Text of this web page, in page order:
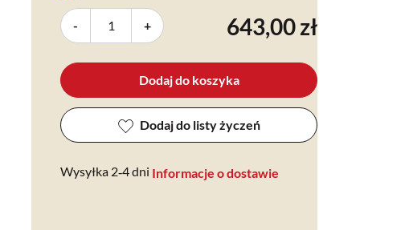
- + 643,00 zł
Dodaj do koszyka
Dodaj do listy życzeń
Wysyłka 2‑4 dni Informacje o dostawie